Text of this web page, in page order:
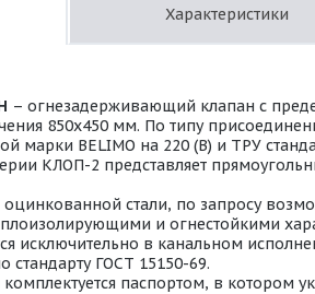
Характеристики
– огнезадерживающий клапан с
850х450 мм. По типу
марки BELIMO на 220 (В) и ТРУ
КЛОП-2 представляет
стали, по запросу
и огнестойкими
исключительно в канальном
стандарту ГОСТ 15150-69.
паспортом, в котором